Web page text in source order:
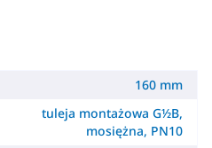
160 mm
tuleja montażowa G½B,
mosiężna, PN10